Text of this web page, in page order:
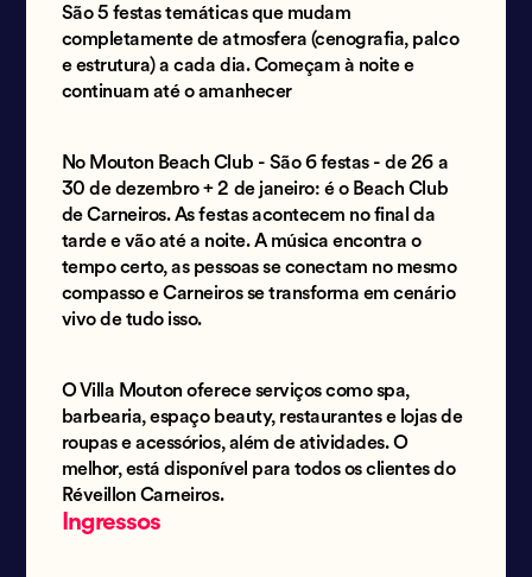
São 5 festas temáticas que mudam
completamente de atmosfera (cenografia, palco
e estrutura) a cada dia. Começam à noite e
continuam até o amanhecer
No Mouton Beach Club - São 6 festas - de 26 a
30 de dezembro + 2 de janeiro: é o Beach Club
de Carneiros. As festas acontecem no final da
tarde e vão até a noite. A música encontra o
tempo certo, as pessoas se conectam no mesmo
compasso e Carneiros se transforma em cenário
vivo de tudo isso.
O Villa Mouton oferece serviços como spa,
barbearia, espaço beauty, restaurantes e lojas de
roupas e acessórios, além de atividades. O
melhor, está disponível para todos os clientes do
Réveillon Carneiros.
Ingressos